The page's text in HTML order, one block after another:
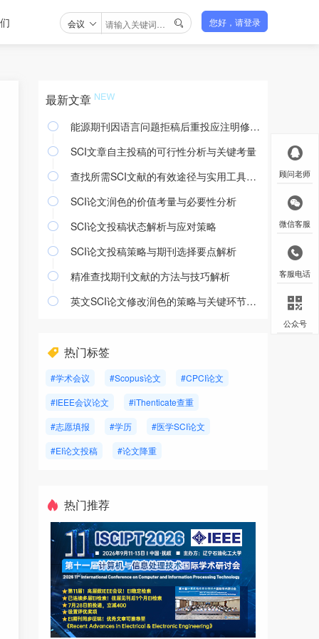
会议  您好，请登录
最新文章
 能源期刊因语言问题拒稿后重投应注明修改处理吗
 SCI文章自主投稿的可行性分析与关键考量
 查找所需SCI文献的有效途径与实用工具解析
 SCI论文润色的价值考量与必要性分析
 SCI论文投稿状态解析与应对策略
 SCI论文投稿策略与期刊选择要点解析
 精准查找期刊文献的方法与技巧解析
 英文SCI论文修改润色的策略与关键环节探讨
热门标签
#学术会议 #Scopus论文
#CPCI论文
#IEEE会议论文
#iThenticate查重
#志愿填报
#学历
#医学SCI论文
#EI论文投稿
#论文降重
热门推荐
顾问老师
微信客服
客服电话
公众号